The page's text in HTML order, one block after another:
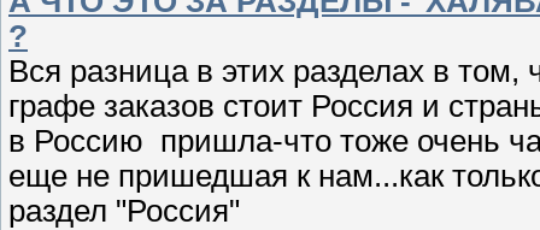
?
Вся разница в этих разделах в
графе заказов стоит Россия и
в Россию пришла-что тоже очень
еще не пришедшая к нам...как
раздел "Россия"